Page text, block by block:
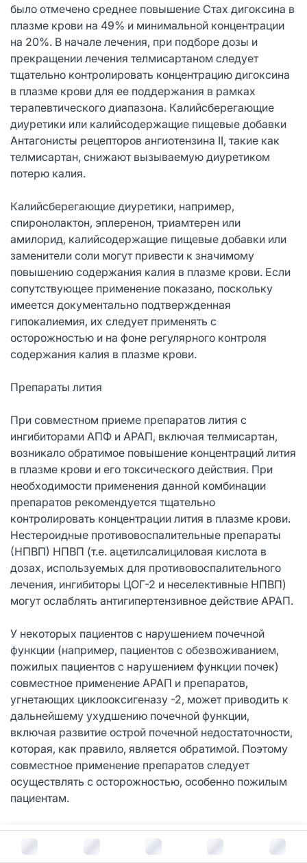
В корзину за
было отмечено среднее повышение Стах дигоксина в
плазме крови на 49% и минимальной концентрации
на 20%. В начале лечения, при подборе дозы и
прекращении лечения телмисартаном следует
тщательно контролировать концентрацию дигоксина
в плазме крови для ее поддержания в рамках
терапевтического диапазона. Калийсберегающие
диуретики или калийсодержащие пищевые добавки
Антагонисты рецепторов ангиотензина II, такие как
телмисартан, снижают вызываемую диуретиком
потерю калия.
Калийсберегающие диуретики, например,
спиронолактон, эплеренон, триамтерен или
амилорид, калийсодержащие пищевые добавки или
заменители соли могут привести к значимому
повышению содержания калия в плазме крови. Если
сопутствующее применение показано, поскольку
имеется документально подтвержденная
гипокалиемия, их следует применять с
осторожностью и на фоне регулярного контроля
содержания калия в плазме крови.
Препараты лития
При совместном приеме препаратов лития с
ингибиторами АПФ и АРАП, включая телмисартан,
возникало обратимое повышение концентраций лития
в плазме крови и его токсического действия. При
необходимости применения данной комбинации
препаратов рекомендуется тщательно
контролировать концентрации лития в плазме крови.
Нестероидные противовоспалительные препараты
(НПВП) НПВП (т.е. ацетилсалициловая кислота в
дозах, используемых для противовоспалительного
лечения, ингибиторы ЦОГ-2 и неселективные НПВП)
могут ослаблять антигипертензивное действие АРАП.
У некоторых пациентов с нарушением почечной
функции (например, пациентов с обезвоживанием,
пожилых пациентов с нарушением функции почек)
совместное применение АРАП и препаратов,
угнетающих циклооксигеназу -2, может приводить к
дальнейшему ухудшению почечной функции,
включая развитие острой почечной недостаточности,
которая, как правило, является обратимой. Поэтому
совместное применение препаратов следует
осуществлять с осторожностью, особенно пожилым
пациентам.
Следует обеспечить надлежащее поступление